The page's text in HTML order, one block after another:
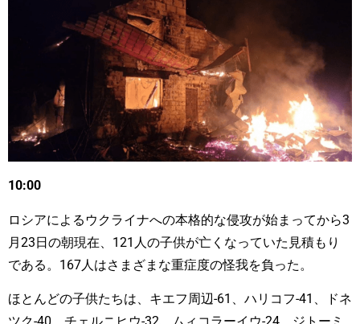
10:00
ロシアによるウクライナへの本格的な侵攻が始まってから3
月23日の朝現在、121人の子供が亡くなっていた見積もり
である。167人はさまざまな重症度の怪我を負った。
ほとんどの子供たちは、キエフ周辺-61、ハリコフ-41、ドネ